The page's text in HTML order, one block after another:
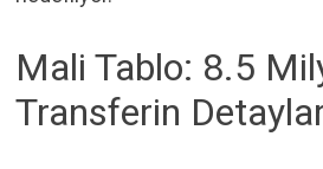
Mali Tablo: 8.5
Transferin